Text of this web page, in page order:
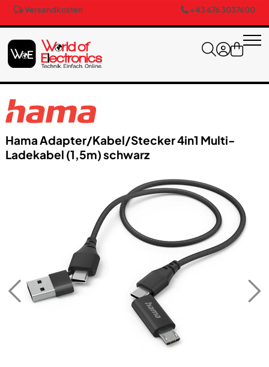
Versandkosten +43 676 3037600
Hama Adapter/​Kabel/​Stecker 4in1 Multi-
Ladekabel (1,5m) schwarz